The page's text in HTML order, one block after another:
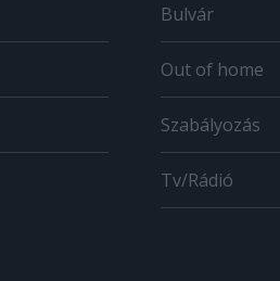
Bulvár
Out of home
Szabályozás
Tv/Rádió